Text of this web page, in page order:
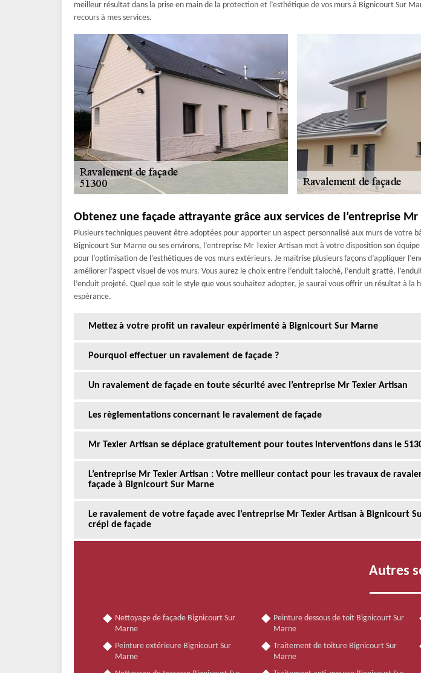
meilleur résultat dans la prise en main de la protection et l’esthétique de vos murs à Bignicourt Sur
recours à mes services.
Obtenez une façade attrayante grâce aux services de l’entreprise Mr
Plusieurs techniques peuvent être adoptées pour apporter un aspect personnalisé aux murs de votre
Bignicourt Sur Marne ou ses environs, l’entreprise Mr Texier Artisan met à votre disposition son équipe
pour l’optimisation de l’esthétiques de vos murs extérieurs. Je maitrise plusieurs façons d’appliquer
améliorer l’aspect visuel de vos murs. Vous aurez le choix entre l’enduit taloché, l’enduit gratté,
l’enduit projeté. Quel que soit le style que vous souhaitez adopter, je saurai vous offrir un résultat à la
espérance.
Mettez à votre profit un ravaleur expérimenté à Bignicourt Sur Marne
Pourquoi effectuer un ravalement de façade ?
Un ravalement de façade en toute sécurité avec l’entreprise Mr Texier Artisan
Les règlementations concernant le ravalement de façade
Mr Texier Artisan se déplace gratuitement pour toutes interventions dans le
L’entreprise Mr Texier Artisan : Votre meilleur contact pour les travaux de
façade à Bignicourt Sur Marne
Le ravalement de votre façade avec l’entreprise Mr Texier Artisan à Bignicourt
crépi de façade
Autres
Nettoyage de façade Bignicourt Sur
Marne
Peinture extérieure Bignicourt Sur
Marne
Peinture dessous de toit Bignicourt Sur
Marne
Traitement de toiture Bignicourt Sur
Marne